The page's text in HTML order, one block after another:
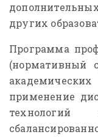
других
Программа
(нормативный
применение